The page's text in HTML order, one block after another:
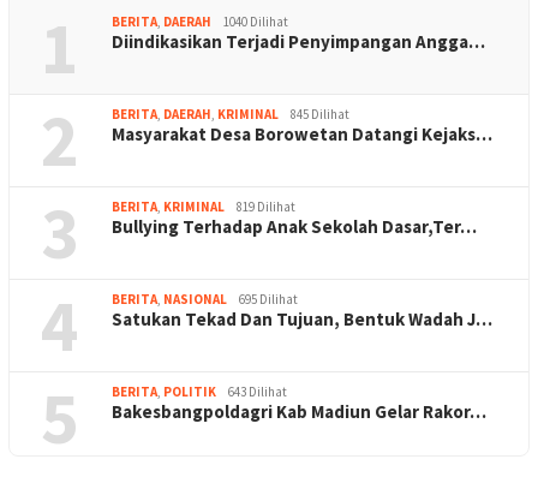
1 BERITA, DAERAH 1040 Dilihat
Diindikasikan Terjadi Penyimpangan Angga…
2 BERITA, DAERAH, KRIMINAL 845 Dilihat
Masyarakat Desa Borowetan Datangi Kejaks…
3 BERITA, KRIMINAL 819 Dilihat
Bullying Terhadap Anak Sekolah Dasar,Ter…
4 BERITA, NASIONAL 695 Dilihat
Satukan Tekad Dan Tujuan, Bentuk Wadah J…
5 BERITA, POLITIK 643 Dilihat
Bakesbangpoldagri Kab Madiun Gelar Rakor…